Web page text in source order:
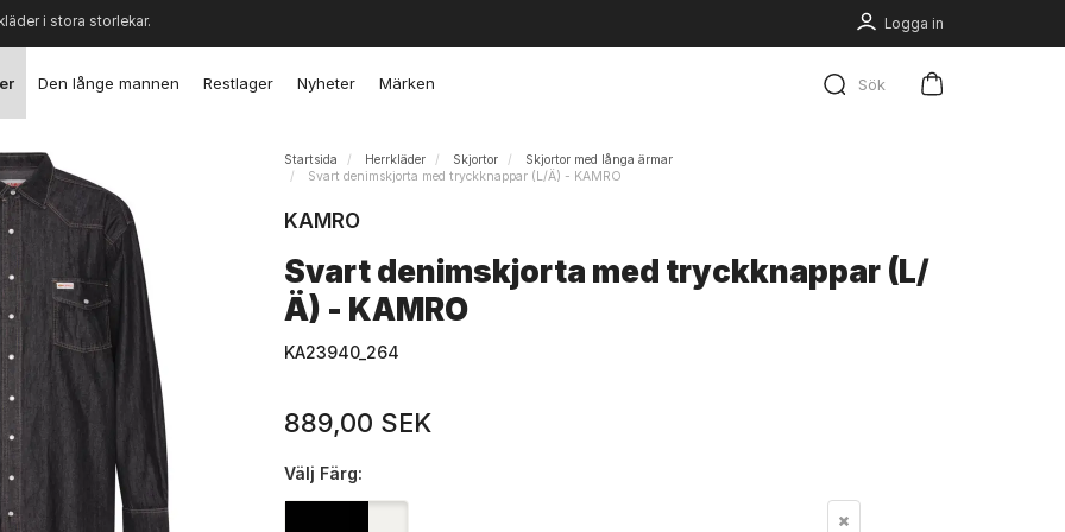
Logga in
i stora storlekar.
Sök
Den långe mannen Restlager Nyheter Märken
Startsida Herrkläder Skjortor
Skjortor med långa ärmar
Svart denimskjorta med tryckknappar (L/Ä) - KAMRO
KAMRO
Svart denimskjorta med tryckknappar (L/
Ä) - KAMRO
KA23940_264
889,00 SEK
Välj Färg: